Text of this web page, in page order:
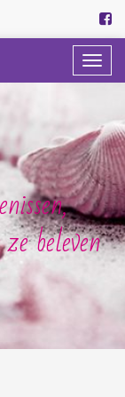
beleven